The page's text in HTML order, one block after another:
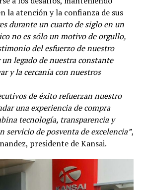
la atención y la confianza de sus
durante un cuarto de siglo en un
no es sólo un motivo de orgullo,
del esfuerzo de nuestro
legado de nuestra constante
y la cercanía con nuestros
de éxito refuerzan nuestro
una experiencia de compra
tecnología, transparencia y
servicio de posventa de excelencia”,
presidente de Kansai.